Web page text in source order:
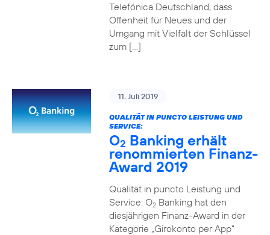
Telefónica Deutschland, dass
Offenheit für Neues und der
Umgang mit Vielfalt der Schlüssel
zum […]
11. Juli 2019
QUALITÄT IN PUNCTO LEISTUNG UND
SERVICE:
O2 Banking erhält
renommierten Finanz-
Award 2019
Qualität in puncto Leistung und
Service: O2Banking hat den
diesjährigen Finanz-Award in der
Kategorie „Girokonto per App“